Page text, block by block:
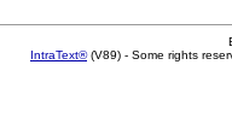
IntraText®(V89) - Some rights